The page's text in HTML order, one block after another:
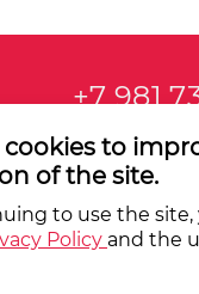
+7 981
cookies to
of the site.
to use the site,
Policy and the